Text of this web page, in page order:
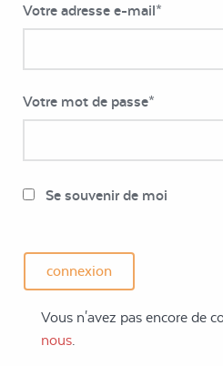
Votre adresse e-mail*
Votre mot de passe*
Se souvenir de moi
Vous n'avez pas encore de
nous